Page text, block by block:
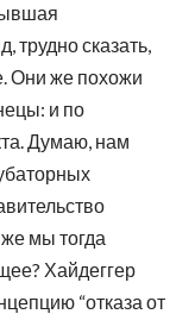
трудно сказать,
Они же похожи
и по
Думаю, нам
мы тогда
Хайдеггер
“отказа от